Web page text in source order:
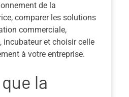
de la
comparer les solutions
commerciale,
incubateur et choisir celle
à votre entreprise.
la